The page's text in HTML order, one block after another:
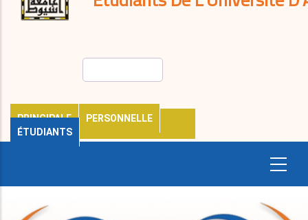
PRINCIPALE
PERSONNELLE
ÉTUDIANTS